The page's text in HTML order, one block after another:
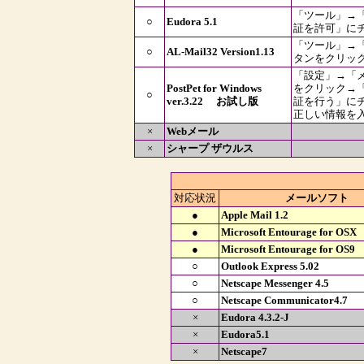
○ Eudora 5.1
「ツール」→
証を許可」に
○
AL-Mail32 Version1.13
「ツール」→
タンをクリッ
○
PostPet for Windows
ver.3.22 お試し版
「設定」→「
をクリック→
証を行う」に
正しい情報を
×
Webメール
×
シャープ ザウルス
対応状況
メールソフト
●
Apple Mail 1.2
●
Microsoft Entourage for OSX
●
Microsoft Entourage for OS9
○
Outlook Express 5.02
○
Netscape Messenger 4.5
○
Netscape Communicator4.7
×
Eudora 4.3.2-J
×
Eudora5.1
×
Netscape7